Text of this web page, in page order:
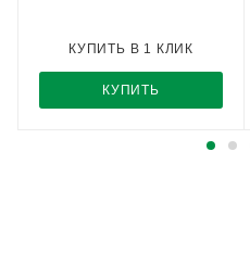
КУПИТЬ
КУПИТЬ В 1 КЛИК